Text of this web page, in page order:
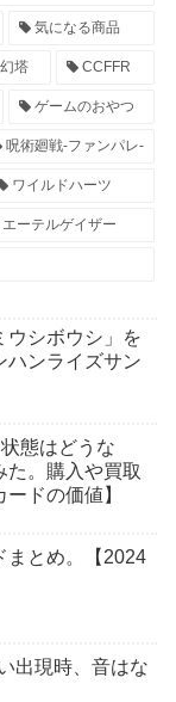
気になる商品
塔 CCFFR
ゲームのおやつ
呪術廻戦-ファンパレ-
ワイルドハーツ
エーテルゲイザー
ウシボウシ」を
ハンライズサン
態はどうな
た。購入や買取
ドの価値】
まとめ。【2024
出現時、音はな